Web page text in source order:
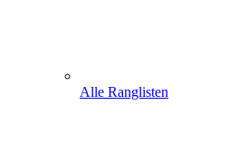
Alle Ranglisten